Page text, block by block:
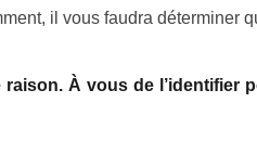
il vous faudra déterminer
À vous de l’identifier